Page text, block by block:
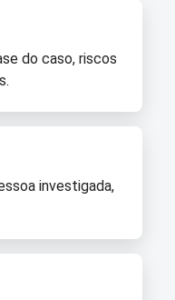
do caso, riscos
investigada,